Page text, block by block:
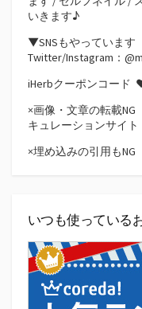
いきます♪
▼SNSもやっています
Twitter/Instagram：
iHerbクーポンコード
×画像・文章の転載NG
キュレーションサイ
×埋め込みの引用もNG
いつも使っている